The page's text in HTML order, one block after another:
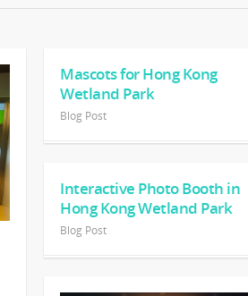
Mascots for Hong Kong
Wetland Park
Blog Post
Interactive Photo Booth in
Hong Kong Wetland Park
Blog Post